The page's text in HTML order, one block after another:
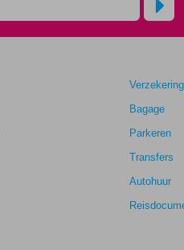
Bagage
Parkeren
Transfers
Autohuur